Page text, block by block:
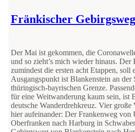
Fränkischer
Der Mai ist gekommen, die
und so zieht’s mich wieder hinaus. Der
zumindest die ersten acht Etappen, soll
Ausgangspunkt ist Blankenstein an der
thüringisch-bayrischen Grenze.
für eine Weitwanderung kaum sein, ist
deutsche Wanderdrehkreuz. Vier
hier aufeinander: Der Frankenweg von
Oberfranken nach Harburg in